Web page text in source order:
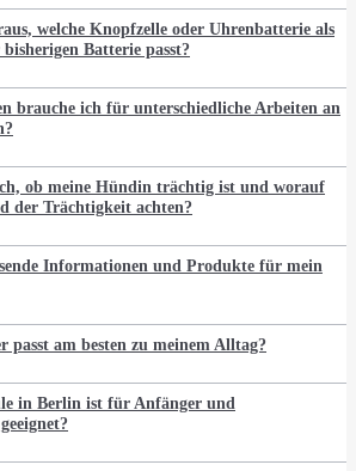
welche Knopfzelle oder Uhrenbatterie als
Batterie passt?
brauche ich für unterschiedliche Arbeiten an
ob meine Hündin trächtig ist und worauf
der Trächtigkeit achten?
Informationen und Produkte für mein
passt am besten zu meinem Alltag?
in Berlin ist für Anfänger und